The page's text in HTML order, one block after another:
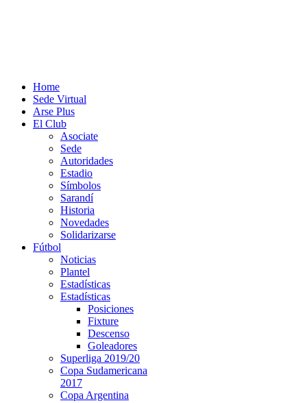
Home
Sede Virtual
Arse Plus
El Club
Asociate
Sede
Autoridades
Estadio
Símbolos
Sarandí
Historia
Novedades
Solidarizarse
Fútbol
Noticias
Plantel
Estadísticas
Estadísticas
Posiciones
Fixture
Descenso
Goleadores
Superliga 2019/20
Copa Sudamericana
2017
Copa Argentina